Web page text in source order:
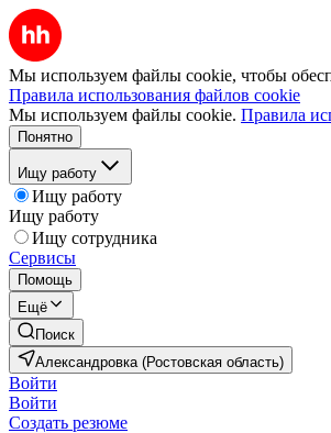
Мы используем файлы cookie, чтобы
Правила использования файлов cookie
Мы используем файлы cookie. Правила
Понятно
Ищу работу
Ищу работу
Ищу работу
Ищу сотрудника
Сервисы
Помощь
Ещё
Поиск
Александровка (Ростовская область)
Войти
Войти
Создать резюме